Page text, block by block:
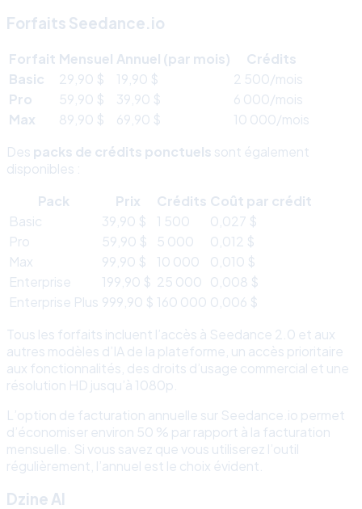
Forfaits Seedance.io
Forfait Mensuel Annuel (par mois)
Crédits
Basic
29,90 $ 19,90 $
2 500/mois
Pro
59,90 $ 39,90 $
6 000/mois
Max
89,90 $ 69,90 $
10 000/mois
Des packs de crédits ponctuels sont également
disponibles :
Pack
Prix Crédits Coût par crédit
Basic
39,90 $ 1 500
0,027 $
Pro
59,90 $ 5 000
0,012 $
Max
99,90 $ 10 000
0,010 $
Enterprise
199,90 $ 25 000 0,008 $
Enterprise Plus 999,90 $ 160 000 0,006 $
Tous les forfaits incluent l’accès à Seedance 2.0 et aux
autres modèles d’IA de la plateforme, un accès prioritaire
aux fonctionnalités, des droits d’usage commercial et une
résolution HD jusqu’à 1080p.
L’option de facturation annuelle sur Seedance.io permet
d’économiser environ 50 % par rapport à la facturation
mensuelle. Si vous savez que vous utiliserez l’outil
régulièrement, l’annuel est le choix évident.
Dzine AI